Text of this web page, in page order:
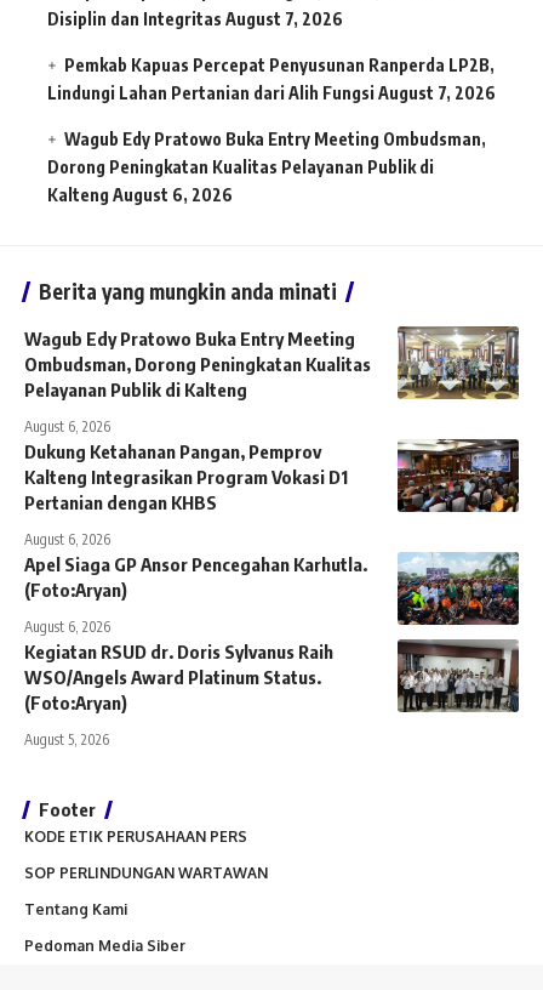
Disiplin dan Integritas August 7, 2026
Pemkab Kapuas Percepat Penyusunan Ranperda LP2B,
Lindungi Lahan Pertanian dari Alih Fungsi August 7, 2026
Wagub Edy Pratowo Buka Entry Meeting Ombudsman,
Dorong Peningkatan Kualitas Pelayanan Publik di
Kalteng August 6, 2026
Berita yang mungkin anda minati
Wagub Edy Pratowo Buka Entry Meeting
Ombudsman, Dorong Peningkatan Kualitas
Pelayanan Publik di Kalteng
August 6, 2026
Dukung Ketahanan Pangan, Pemprov
Kalteng Integrasikan Program Vokasi D1
Pertanian dengan KHBS
August 6, 2026
Apel Siaga GP Ansor Pencegahan Karhutla.
(Foto:Aryan)
August 6, 2026
Kegiatan RSUD dr. Doris Sylvanus Raih
WSO/Angels Award Platinum Status.
(Foto:Aryan)
August 5, 2026
Footer
KODE ETIK PERUSAHAAN PERS
SOP PERLINDUNGAN WARTAWAN
Tentang Kami
Pedoman Media Siber